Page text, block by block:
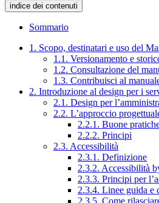
indice dei contenuti
Sommario
1. Scopo, destinatari e uso del
1.1. Versionamento e
1.2. Consultazione del
1.3. Contribuisci al
2. Introduzione al design per i
2.1. Design per
2.2. L’approccio
2.2.1. Buone
2.2.2. Principi
2.3. Accessibilità
2.3.1. Definizione
2.3.2. Accessibilità
2.3.3. Principi per
2.3.4. Linee guida e
2.3.5. Come